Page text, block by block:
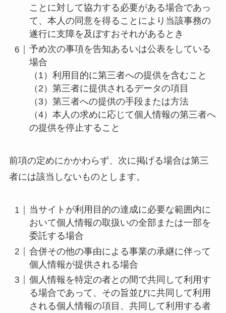
ことに対して協力する必要がある場合であっ
て、本人の同意を得ることにより当該事務の
遂行に支障を及ぼすおそれがあるとき
予め次の事項を告知あるいは公表をしている
場合
（1）利用目的に第三者への提供を含むこと
（2）第三者に提供されるデータの項目
（3）第三者への提供の手段または方法
（4）本人の求めに応じて個人情報の第三者へ
の提供を停止すること
前項の定めにかかわらず、次に掲げる場合は第三
者には該当しないものとします。
当サイトが利用目的の達成に必要な範囲内に
おいて個人情報の取扱いの全部または一部を
委託する場合
合併その他の事由による事業の承継に伴って
個人情報が提供される場合
個人情報を特定の者との間で共同して利用す
る場合であって、その旨並びに共同して利用
される個人情報の項目、共同して利用する者